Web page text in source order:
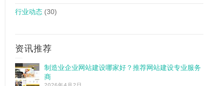
行业动态 (30)
资讯推荐
制造业企业网站建设哪家好？推荐网站建设专业服务
商